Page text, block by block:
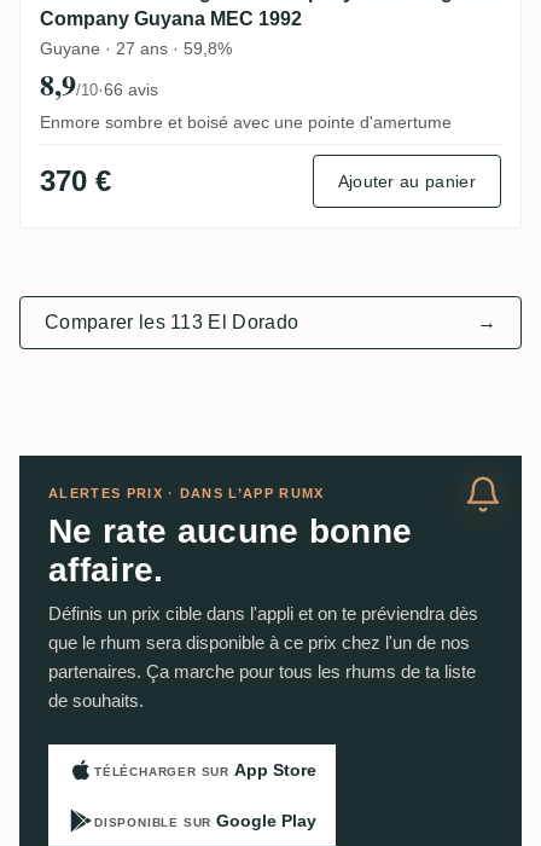
Company Guyana MEC 1992
Guyane · 27 ans · 59,8%
8,9/10·66 avis
Enmore sombre et boisé avec une pointe d'amertume
370 € Ajouter au panier
Comparer les 113 El Dorado →
ALERTES PRIX · DANS L’APP RUMX
Ne rate aucune bonne
affaire.
Définis un prix cible dans l'appli et on te préviendra dès
que le rhum sera disponible à ce prix chez l'un de nos
partenaires. Ça marche pour tous les rhums de ta liste
de souhaits.
TÉLÉCHARGER SUR App Store
DISPONIBLE SUR Google Play